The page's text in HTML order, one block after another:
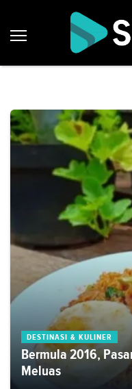
DESTINASI & KULINER
Bermula 2016,
Meluas